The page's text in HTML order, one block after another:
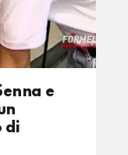
e
di